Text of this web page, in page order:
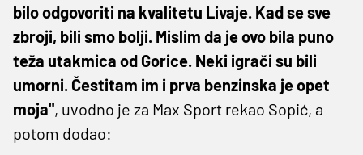
bilo odgovoriti na kvalitetu Livaje. Kad se sve
zbroji, bili smo bolji. Mislim da je ovo bila puno
teža utakmica od Gorice. Neki igrači su bili
umorni. Čestitam im i prva benzinska je opet
moja", uvodno je za Max Sport rekao Sopić, a
potom dodao: